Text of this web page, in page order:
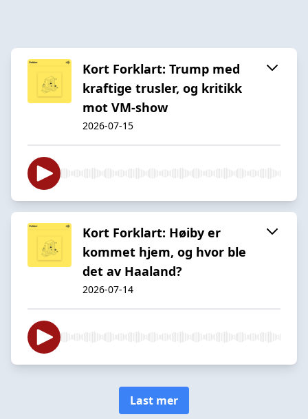
Kort Forklart: Trump med
kraftige trusler, og kritikk
mot VM-show
2026-07-15
Kort Forklart: Høiby er
kommet hjem, og hvor ble
det av Haaland?
2026-07-14
Last mer